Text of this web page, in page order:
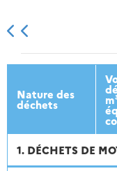
2013
Nature des
déchets
1. DÉCHETS DE